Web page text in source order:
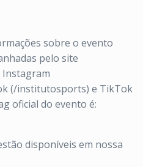
sobre o evento
pelo site
Instagram
(/institutosports) e TikTok
oficial do evento é:
disponíveis em nossa